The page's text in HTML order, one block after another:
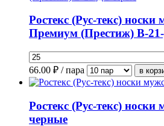
Ростекс (Рус-текс)
Премиум (Престиж) В-
66.00 ₽ / пара
Ростекс (Рус-текс) носки
черные